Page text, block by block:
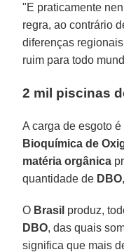
"E praticamente
regra, ao contrário
diferenças
ruim para todo
2 mil piscinas
A carga de esgoto
Bioquímica de
matéria orgânica
quantidade de DBO
O Brasil produz,
DBO, das quais
significa que mais